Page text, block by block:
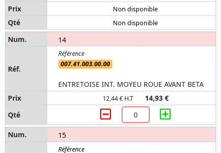
Non disponible
Non disponible
14
007.41.003.00.00
ENTRETOISE INT. MOYEU ROUE AVANT BETA
12,44 € H.T 14,93 €
15